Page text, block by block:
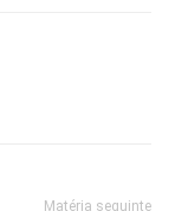
Matéria seguinte